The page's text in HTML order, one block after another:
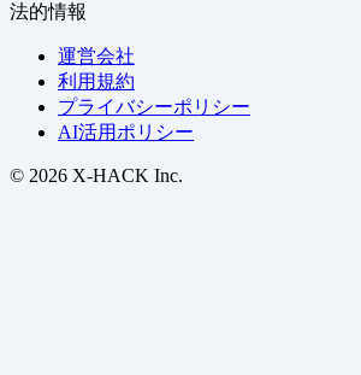
法的情報
運営会社
利用規約
プライバシーポリシー
AI活用ポリシー
© 2026 X-HACK Inc.